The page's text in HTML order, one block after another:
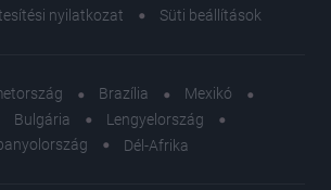
nyilatkozat
Süti beállítások
Brazília
Mexikó
Bulgária
Lengyelország
Dél-Afrika